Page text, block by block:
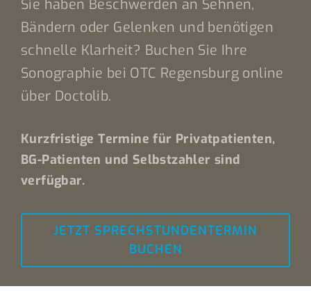
Sie haben Beschwerden an Sehnen,
Bändern oder Gelenken und benötigen
schnelle Klarheit? Buchen Sie Ihre
Sonographie bei OTC Regensburg online
über Doctolib.
Kurzfristige Termine für Privatpatienten,
BG-Patienten und Selbstzahler sind
verfügbar.
JETZT SPRECHSTUNDENTERMIN
BUCHEN